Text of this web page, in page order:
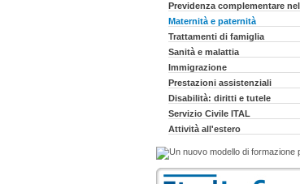
Previdenza complementare
Maternità e paternità
Trattamenti di famiglia
Sanità e malattia
Immigrazione
Prestazioni assistenziali
Disabilità: diritti e tutele
Servizio Civile ITAL
Attività all'estero